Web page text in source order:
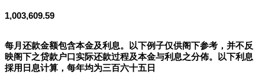
1,003,609.59
每月还款金额包含本金及利息。以下例子仅供阁下参考，并不反
映阁下之贷款户口实际还款过程及本金与利息之分佈。以下利息
採用日息计算，每年均为三百六十五日